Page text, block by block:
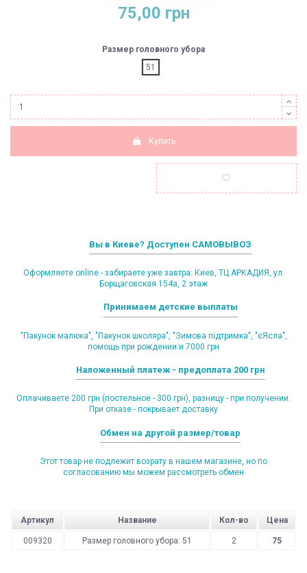
75,00 грн
Размер головного убора
51
Купить
Вы в Киеве? Доступен САМОВЫВОЗ
Оформляете online - забираете уже завтра: Киев, ТЦ АРКАДИЯ, ул.
Борщаговская 154а, 2 этаж
Принимаем детские выплаты
"Пакунок малюка", "Пакунок школяра", "Зимова підтримка", "єЯсла",
помощь при рождении и 7000 грн
Наложенный платеж - предоплата 200 грн
Оплачиваете 200 грн (постельное - 300 грн), разницу - при получении.
При отказе - покрывает доставку
Обмен на другой размер/товар
Этот товар не подлежит возрату в нашем магазине, но по
согласованию мы можем рассмотреть обмен
Артикул Название Кол-во Цена
009320 Размер головного убора: 51 2 75